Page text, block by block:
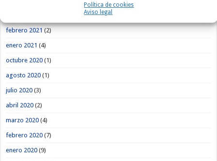
Política de cookies
Aviso legal
febrero 2021 (2)
enero 2021 (4)
octubre 2020 (1)
agosto 2020 (1)
julio 2020 (3)
abril 2020 (2)
marzo 2020 (4)
febrero 2020 (7)
enero 2020 (9)